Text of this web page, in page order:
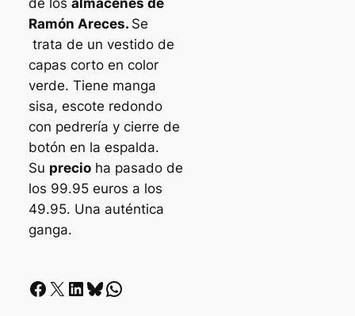
de los almacenes de
Ramón Areces. Se
trata de un vestido de
capas corto en color
verde. Tiene manga
sisa, escote redondo
con pedrería y cierre de
botón en la espalda.
Su precioha pasado de
los 99.95 euros a los
49.95. Una auténtica
ganga.
Facebook X LinkedIn Bluesky Whatsapp